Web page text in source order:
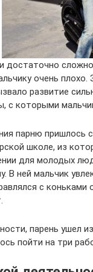
очень
развитие
которыми
парню
школе, из
для молодых
В ней мальчик
с
парень ушел
пойти на три